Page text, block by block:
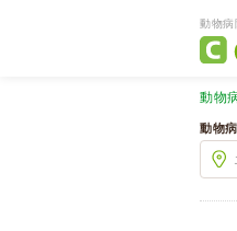
動物
動物
動物